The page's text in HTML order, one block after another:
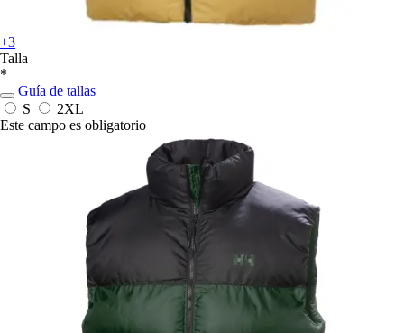
+3
Talla
*
Guía de tallas
S
2XL
Este campo es obligatorio